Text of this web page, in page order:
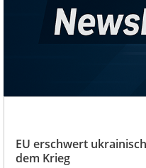
EU erschwert
dem Krieg